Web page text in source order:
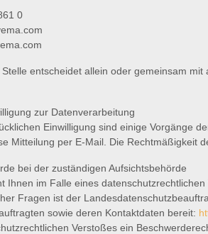
0
entscheidet allein oder gemeinsam
zur Datenverarbeitung
Einwilligung sind einige Vorgänge
Mitteilung per E-Mail. Die Rechtmäßigkeit
bei der zuständigen Aufsichtsbehörde
Ihnen im Falle eines
Fragen ist der
sowie deren Kontaktdaten bereit:
Verstoßes ein